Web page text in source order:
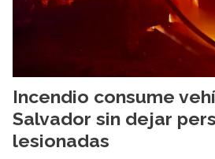
Incendio consume
Salvador sin dejar
lesionadas